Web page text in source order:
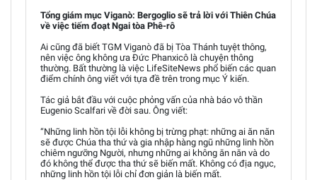
Tổng giám mục Viganò: Bergoglio sẽ trả lời với Thiên Chúa
về việc tiếm đoạt Ngai tòa Phê-rô
Ai cũng đã biết TGM Viganò đã bị Tòa Thánh tuyệt thông,
nên việc ông không ưa Đức Phanxicô là chuyện thông
thường. Bất thường là việc LifeSiteNews phổ biến các quan
điểm chính ông viết với tựa đề trên trong mục Ý kiến.
Tác giả bắt đầu với cuộc phỏng vấn của nhà báo vô thần
Eugenio Scalfari về đời sau. Ông viết:
“Những linh hồn tội lỗi không bị trừng phạt: những ai ăn năn
sẽ được Chúa tha thứ và gia nhập hàng ngũ những linh hồn
chiêm ngưỡng Người, nhưng những ai không ăn năn và do
đó không thể được tha thứ sẽ biến mất. Không có địa ngục,
những linh hồn tội lỗi chỉ đơn giản là biến mất.